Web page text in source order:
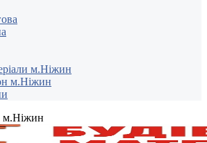
м.Ніжин
м.Ніжин
м.Ніжин